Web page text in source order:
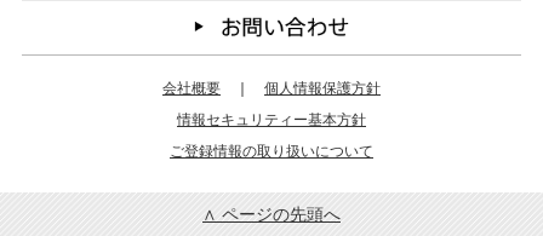
会社概要
個人情報保護方針
情報セキュリティー基本方針
ご登録情報の取り扱いについて
∧ ページの先頭へ